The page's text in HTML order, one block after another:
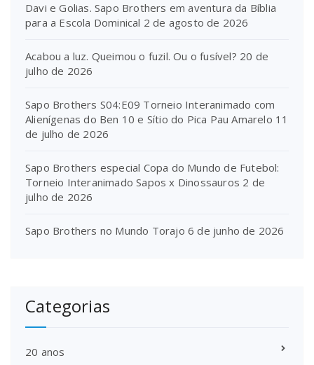
Davi e Golias. Sapo Brothers em aventura da Bíblia
para a Escola Dominical 2 de agosto de 2026
Acabou a luz. Queimou o fuzil. Ou o fusível? 20 de
julho de 2026
Sapo Brothers S04:E09 Torneio Interanimado com
Alienígenas do Ben 10 e Sítio do Pica Pau Amarelo 11
de julho de 2026
Sapo Brothers especial Copa do Mundo de Futebol:
Torneio Interanimado Sapos x Dinossauros 2 de
julho de 2026
Sapo Brothers no Mundo Torajo 6 de junho de 2026
Categorias
20 anos